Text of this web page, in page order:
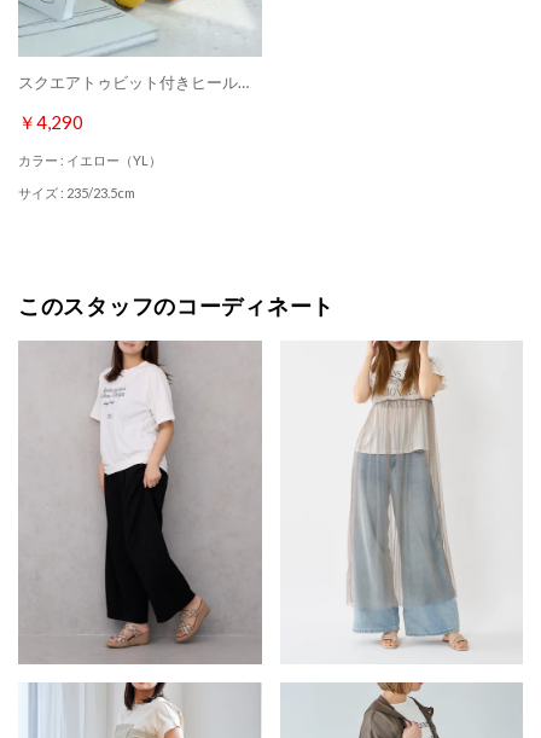
スクエアトゥビット付きヒールローファー （イエロー）
￥4,290
カラー : イエロー（YL）
サイズ : 235/23.5cm
このスタッフのコーディネート